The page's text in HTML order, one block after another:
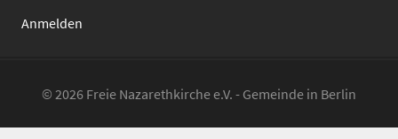
Anmelden
© 2026 Freie Nazarethkirche e.V. - Gemeinde in Berlin